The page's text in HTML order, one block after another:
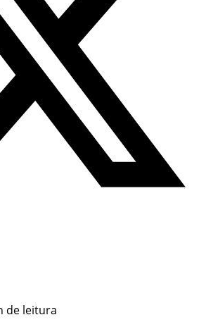
de leitura